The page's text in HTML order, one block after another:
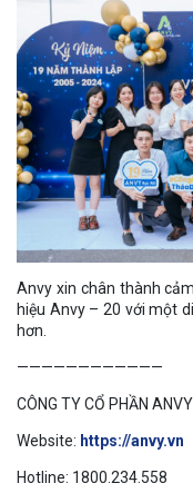
Anvy xin chân thành
hiệu Anvy – 20 với một
hơn.
————————————
CÔNG TY CỔ PHẦN ANVY
Website: https://anvy.vn
Hotline: 1800.234.558